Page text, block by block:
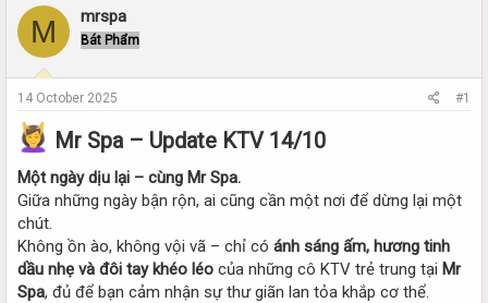
e
d
a
r
t
e
r
r
t
d
e
M mrspa
Bát Phẩm
14 October 2025 #1
Mr Spa – Update KTV 14/10
Một ngày dịu lại – cùng Mr Spa.
Giữa những ngày bận rộn, ai cũng cần một nơi để dừng lại một
chút.
Không ồn ào, không vội vã – chỉ có ánh sáng ấm, hương tinh
dầu nhẹ và đôi tay khéo léo của những cô KTV trẻ trung tại Mr
Spa, đủ để bạn cảm nhận sự thư giãn lan tỏa khắp cơ thể.